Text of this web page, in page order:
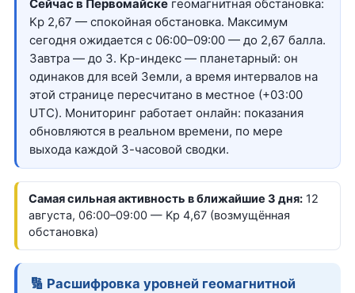
Сейчас в Первомайске геомагнитная обстановка:
Kp 2,67 — спокойная обстановка. Максимум
сегодня ожидается с 06:00–09:00 — до 2,67 балла.
Завтра — до 3. Kp-индекс — планетарный: он
одинаков для всей Земли, а время интервалов на
этой странице пересчитано в местное (+03:00
UTC). Мониторинг работает онлайн: показания
обновляются в реальном времени, по мере
выхода каждой 3-часовой сводки.
Самая сильная активность в ближайшие 3 дня: 12
августа, 06:00–09:00 — Kp 4,67 (возмущённая
обстановка)
🔢 Расшифровка уровней геомагнитной